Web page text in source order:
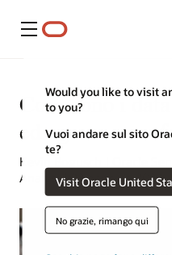
Menu
Would you like to visit
to you?
Vuoi andare sul sito
te?
Visit Oracle United
No grazie, rimango qui
Cosa sono i
ed egress a
Kevin Bogusch | Oracle
Analyst | 22 gennaio 2024